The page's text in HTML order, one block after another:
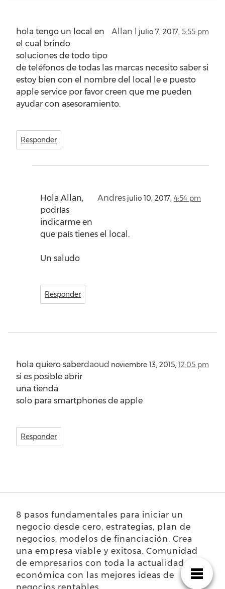
Allan l julio 7, 2017, 5:55 pm
hola tengo un local en
el cual brindo
soluciones de todo tipo
de teléfonos de todas las marcas necesito saber si
estoy bien con el nombre del local le e puesto
apple service por favor creen que me pueden
ayudar con asesoramiento.
Responder
Andres julio 10, 2017, 4:54 pm
Hola Allan,
podrías
indicarme en
que país tienes el local.
Un saludo
Responder
daoud noviembre 13, 2015, 12:05 pm
hola quiero saber
si es posible abrir
una tienda
solo para smartphones de apple
Responder
8 pasos fundamentales para iniciar un
negocio desde cero, estrategias, plan de
negocios, modelos de financiación. Crea
una empresa viable y exitosa. Comunidad
de empresarios con toda la actualidad
económica con las mejores ideas de